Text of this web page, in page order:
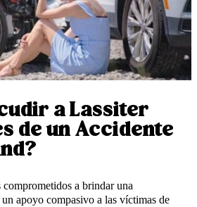
a Lassiter
de un Accidente
a brindar una
apoyo compasivo a las víctimas de